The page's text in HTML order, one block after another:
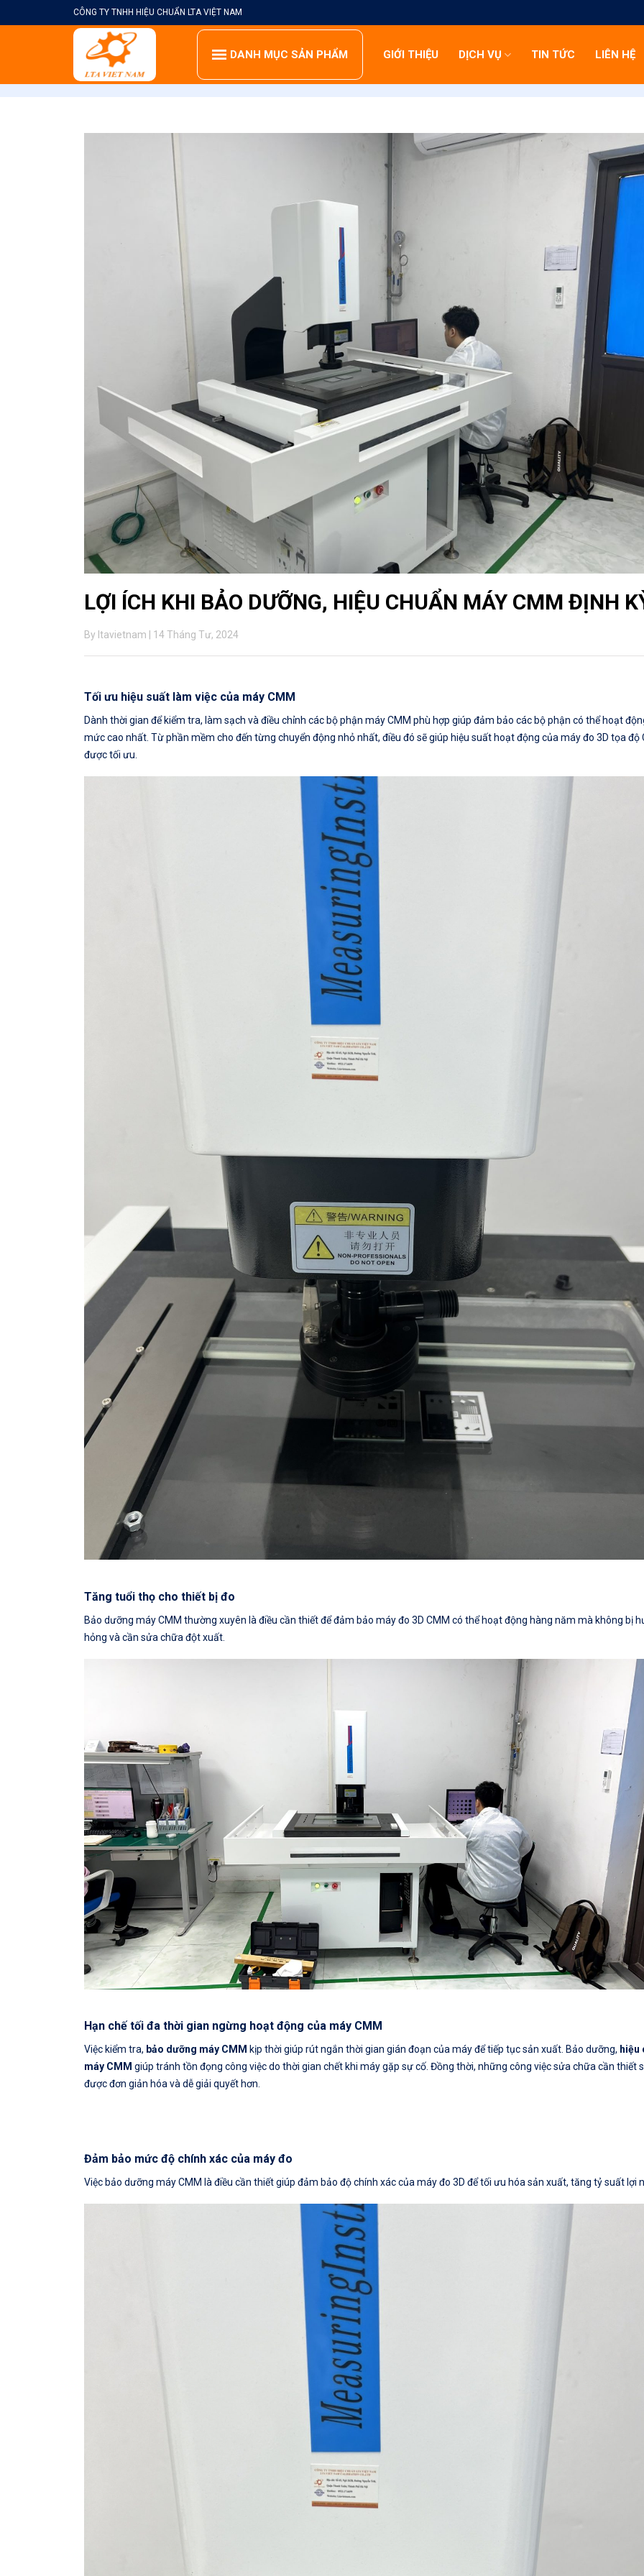
to
CÔNG TY TNHH HIỆU CHUẨN LTA VIỆT NAM
DANH MỤC SẢN PHẨM GIỚI THIỆU DỊCH VỤ TIN TỨC LIÊN HỆ
LỢI ÍCH KHI BẢO DƯỠNG, HIỆU CHUẨN MÁY CMM ĐỊNH
By ltavietnam | 14 Tháng Tư, 2024
Tối ưu hiệu suất làm việc của máy CMM
Dành thời gian để kiểm tra, làm sạch và điều chỉnh các bộ phận máy CMM phù hợp giúp đảm bảo các bộ phận có thể hoạt
mức cao nhất. Từ phần mềm cho đến từng chuyển động nhỏ nhất, điều đó sẽ giúp hiệu suất hoạt động của máy đo 3D tọa độ
được tối ưu.
Tăng tuổi thọ cho thiết bị đo
Bảo dưỡng máy CMM thường xuyên là điều cần thiết để đảm bảo máy đo 3D CMM có thể hoạt động hàng năm mà không bị
hỏng và cần sửa chữa đột xuất.
Hạn chế tối đa thời gian ngừng hoạt động của máy CMM
Việc kiểm tra, bảo dưỡng máy CMM kịp thời giúp rút ngắn thời gian gián đoạn của máy để tiếp tục sản xuất. Bảo dưỡng, hiệu
máy CMM giúp tránh tồn đọng công việc do thời gian chết khi máy gặp sự cố. Đồng thời, những công việc sửa chữa cần thiết
được đơn giản hóa và dễ giải quyết hơn.
Đảm bảo mức độ chính xác của máy đo
Việc bảo dưỡng máy CMM là điều cần thiết giúp đảm bảo độ chính xác của máy đo 3D để tối ưu hóa sản xuất, tăng tỷ suất lợi